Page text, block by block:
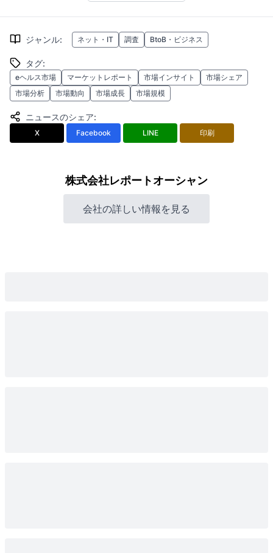
ジャンル: ネット・IT 調査 BtoB・ビジネス
タグ:
eヘルス市場 マーケットレポート 市場インサイト
市場シェア
市場分析
市場動向 市場成長 市場規模
ニュースのシェア:
X Facebook LINE 印刷
株式会社レポートオーシャン
会社の詳しい情報を見る